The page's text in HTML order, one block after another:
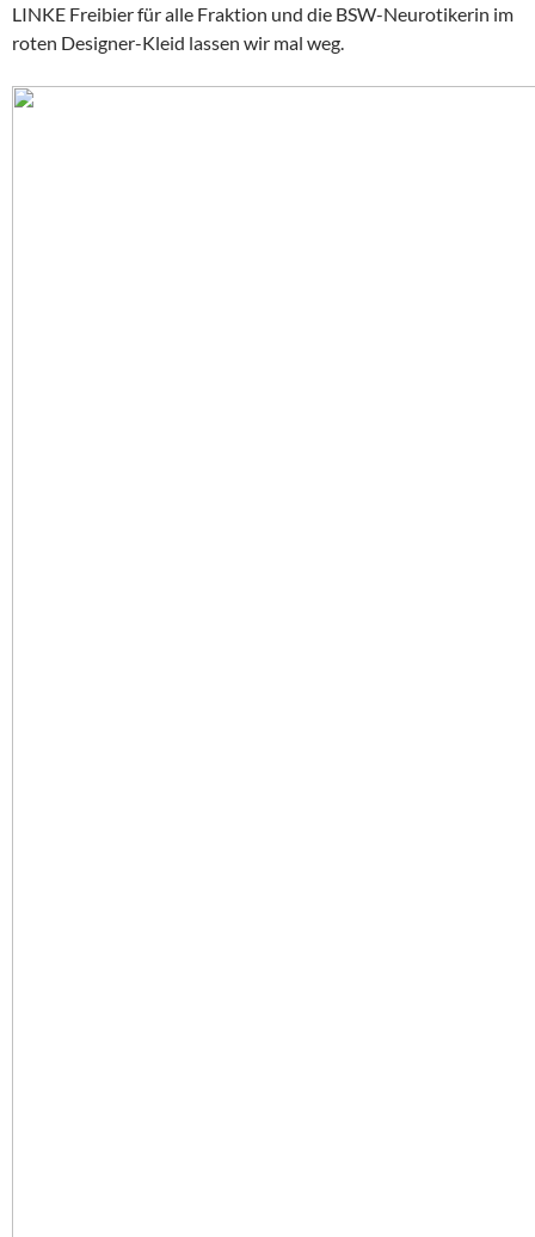
LINKE Freibier für alle Fraktion und die BSW-Neurotikerin im
roten Designer-Kleid lassen wir mal weg.